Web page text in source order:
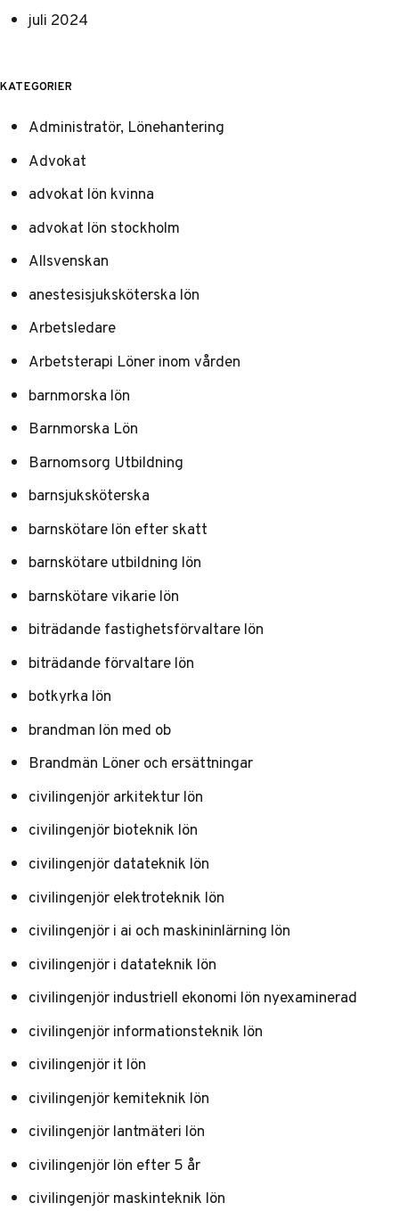
juli 2024
KATEGORIER
Administratör, Lönehantering
Advokat
advokat lön kvinna
advokat lön stockholm
Allsvenskan
anestesisjuksköterska lön
Arbetsledare
Arbetsterapi Löner inom vården
barnmorska lön
Barnmorska Lön
Barnomsorg Utbildning
barnsjuksköterska
barnskötare lön efter skatt
barnskötare utbildning lön
barnskötare vikarie lön
biträdande fastighetsförvaltare lön
biträdande förvaltare lön
botkyrka lön
brandman lön med ob
Brandmän Löner och ersättningar
civilingenjör arkitektur lön
civilingenjör bioteknik lön
civilingenjör datateknik lön
civilingenjör elektroteknik lön
civilingenjör i ai och maskininlärning lön
civilingenjör i datateknik lön
civilingenjör industriell ekonomi lön nyexaminerad
civilingenjör informationsteknik lön
civilingenjör it lön
civilingenjör kemiteknik lön
civilingenjör lantmäteri lön
civilingenjör lön efter 5 år
civilingenjör maskinteknik lön